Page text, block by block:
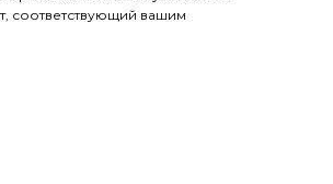
соответствующий вашим